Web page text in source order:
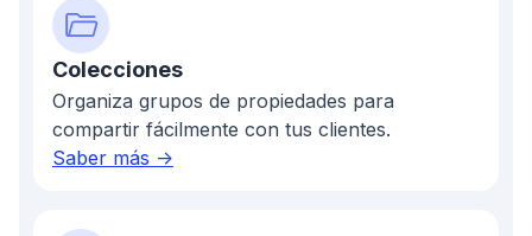
Colecciones
Organiza grupos de propiedades para
compartir fácilmente con tus clientes.
Saber más ->